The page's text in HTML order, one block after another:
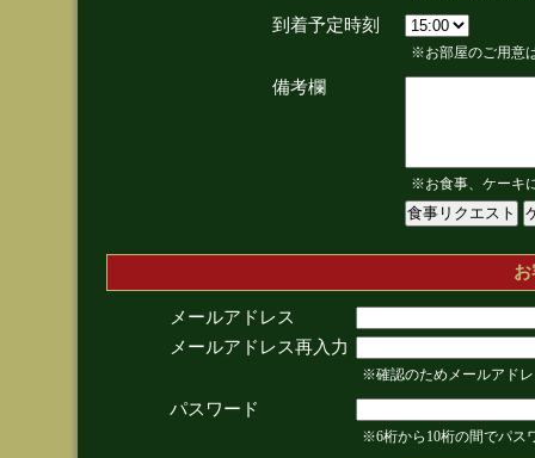
到着予定時刻
※お部屋のご用意
備考欄
※お食事、ケーキ
メールアドレス
メールアドレス再入力
※確認のためメールアド
パスワード
※6桁から10桁の間でパス